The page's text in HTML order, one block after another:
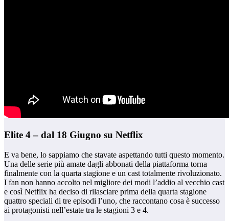
Elite 4 – dal 18 Giugno su Netflix
E va bene, lo sappiamo che stavate aspettando tutti questo momento.
Una delle serie più amate dagli abbonati della piattaforma torna
finalmente con la quarta stagione e un cast totalmente rivoluzionato.
I fan non hanno accolto nel migliore dei modi l’addio al vecchio cast
e così Netflix ha deciso di rilasciare prima della quarta stagione
quattro speciali di tre episodi l’uno, che raccontano cosa è successo
ai protagonisti nell’estate tra le stagioni 3 e 4.